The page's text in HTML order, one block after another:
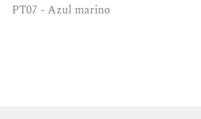
PT07 - Azul marino